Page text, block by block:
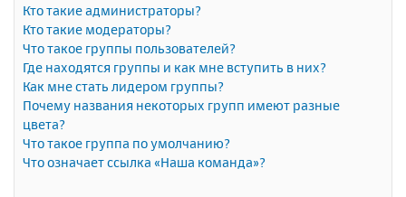
Кто такие администраторы?
Кто такие модераторы?
Что такое группы пользователей?
Где находятся группы и как мне вступить в них?
Как мне стать лидером группы?
Почему названия некоторых групп имеют разные
цвета?
Что такое группа по умолчанию?
Что означает ссылка «Наша команда»?